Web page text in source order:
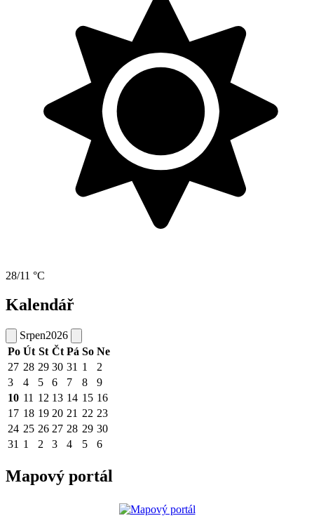
28/11 °C
Kalendář
Srpen2026
Po Út St Čt Pá So Ne
27 28 29 30 31 1
2
3
4 5 6 7 8
9
10 11 12 13 14 15 16
17 18 19 20 21 22 23
24 25 26 27 28 29 30
31 1 2 3 4 5 6
Mapový portál